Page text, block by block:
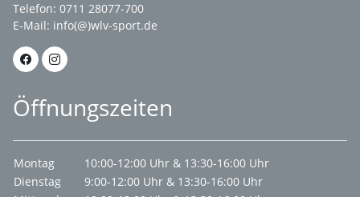
Telefon: 0711 28077-700
E-Mail: info(@)wlv-sport.de
Öffnungszeiten
Montag
10:00-12:00 Uhr & 13:30-16:00 Uhr
Dienstag
9:00-12:00 Uhr & 13:30-16:00 Uhr